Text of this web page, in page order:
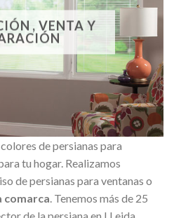
, VENTA Y
de persianas para
tu hogar. Realizamos
de persianas para ventanas o
comarca. Tenemos más de 25